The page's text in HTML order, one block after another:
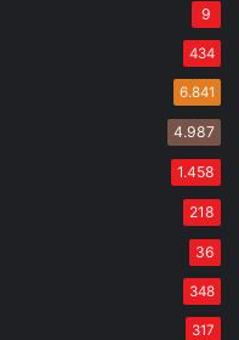
9
434
6.841
4.987
1.458
218
36
348
317